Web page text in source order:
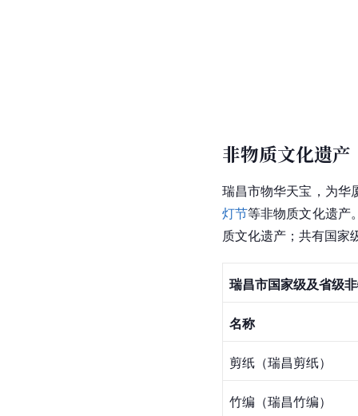
非物质文化遗产
瑞昌市物华天宝，为华
灯节等非物质文化遗产
质文化遗产；共有国家
瑞昌市国家级及省级
名称
剪纸（瑞昌剪纸）
竹编（瑞昌竹编）